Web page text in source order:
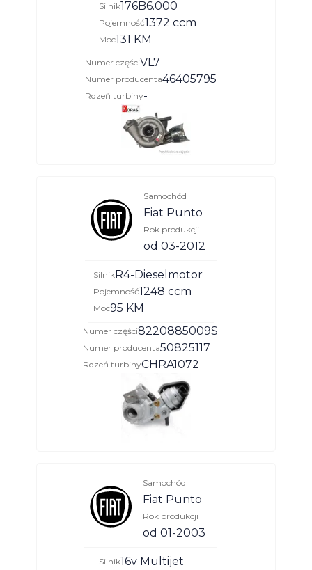
Silnik176B6.000
Pojemność1372 ccm
Moc131 KM
Numer częściVL7
Numer producenta46405795
Rdzeń turbiny-
Samochód
Fiat Punto
Rok produkcji
od 03-2012
SilnikR4-Dieselmotor
Pojemność1248 ccm
Moc95 KM
Numer części8220885009S
Numer producenta50825117
Rdzeń turbinyCHRA1072
Samochód
Fiat Punto
Rok produkcji
od 01-2003
Silnik16v Multijet